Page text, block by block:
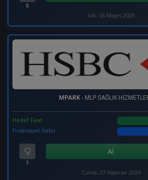
0
Salı, 06 Mayıs 2025
MPARK- MLP SAĞLIK
Hedef Fiyat
Potansiyel Getiri
1
Al
Cuma, 07 Haziran 2024